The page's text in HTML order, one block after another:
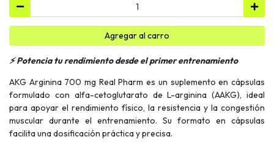
Agregar al carro
⚡ Potencia tu rendimiento desde el primer entrenamiento
AKG Arginina 700 mg Real Pharm es un suplemento en cápsulas
formulado con alfa-cetoglutarato de L-arginina (AAKG), ideal
para apoyar el rendimiento físico, la resistencia y la congestión
muscular durante el entrenamiento. Su formato en cápsulas
facilita una dosificación práctica y precisa.